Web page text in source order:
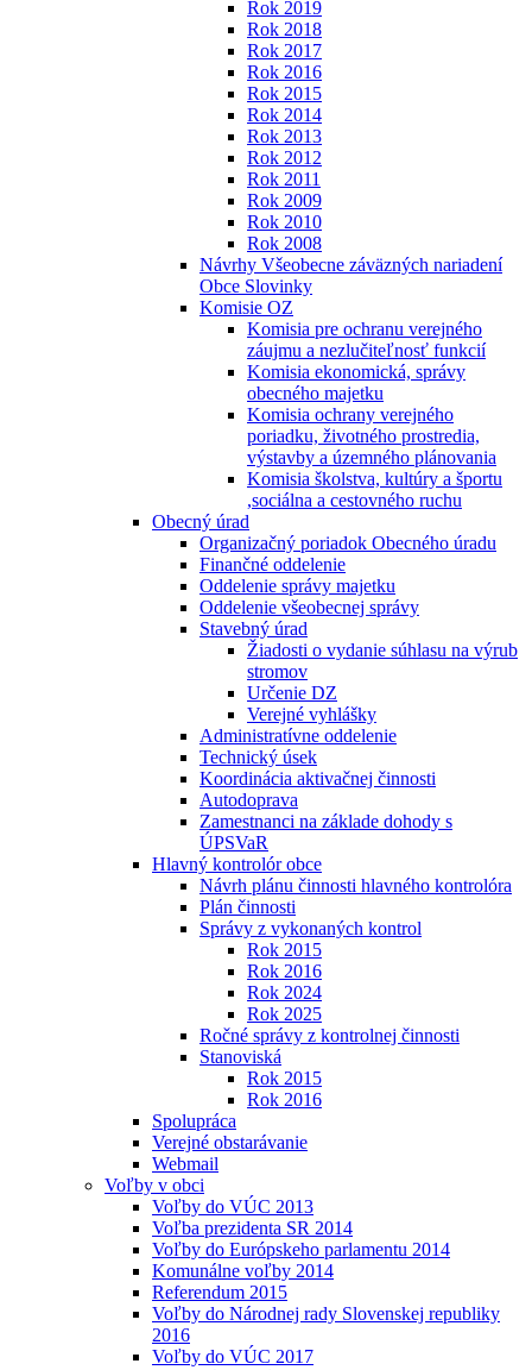
Rok 2019
Rok 2018
Rok 2017
Rok 2016
Rok 2015
Rok 2014
Rok 2013
Rok 2012
Rok 2011
Rok 2009
Rok 2010
Rok 2008
Návrhy Všeobecne záväzných nariadení
Obce Slovinky
Komisie OZ
Komisia pre ochranu verejného
záujmu a nezlučiteľnosť funkcií
Komisia ekonomická, správy
obecného majetku
Komisia ochrany verejného
poriadku, životného prostredia,
výstavby a územného plánovania
Komisia školstva, kultúry a športu
,sociálna a cestovného ruchu
Obecný úrad
Organizačný poriadok Obecného úradu
Finančné oddelenie
Oddelenie správy majetku
Oddelenie všeobecnej správy
Stavebný úrad
Žiadosti o vydanie súhlasu na výrub
stromov
Určenie DZ
Verejné vyhlášky
Administratívne oddelenie
Technický úsek
Koordinácia aktivačnej činnosti
Autodoprava
Zamestnanci na základe dohody s
ÚPSVaR
Hlavný kontrolór obce
Návrh plánu činnosti hlavného kontrolóra
Plán činnosti
Správy z vykonaných kontrol
Rok 2015
Rok 2016
Rok 2024
Rok 2025
Ročné správy z kontrolnej činnosti
Stanoviská
Rok 2015
Rok 2016
Spolupráca
Verejné obstarávanie
Webmail
Voľby v obci
Voľby do VÚC 2013
Voľba prezidenta SR 2014
Voľby do Európskeho parlamentu 2014
Komunálne voľby 2014
Referendum 2015
Voľby do Národnej rady Slovenskej republiky
2016
Voľby do VÚC 2017